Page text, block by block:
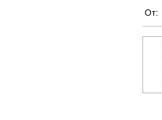
От: